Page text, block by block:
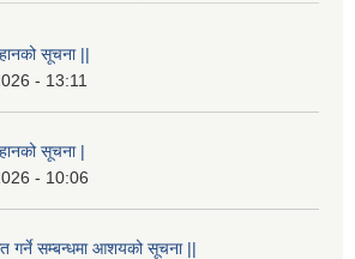
सूचना ||
- 13:11
सूचना |
- 10:06
गर्ने सम्बन्धमा आशयको सूचना ||